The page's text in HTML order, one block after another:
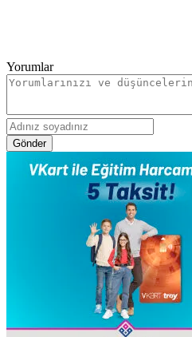
Yorumlar
Gönder